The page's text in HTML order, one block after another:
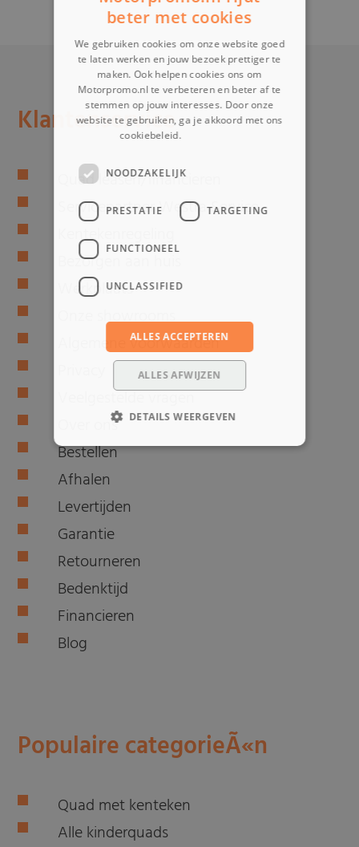
Klantenservice
Quad leasen/financieren
Servicepartner Westra Service
Kentekenregeling
Bezorgen aan huis
Werkplaats
Onze showrooms
Algemene voorwaarden
Veelgestelde vragen
Over ons
Bestellen
Afhalen
Levertijden
Garantie
Retourneren
Bedenktijd
Financieren
Blog
Populaire categorieÃ«n
Quad met kenteken
Alle kinderquads
beter met cookies
We gebruiken cookies om onze website goed
te laten werken en jouw bezoek prettiger te
maken. Ook helpen cookies ons om
Motorpromo.nl te verbeteren en beter af te
stemmen op jouw interesses. Door onze
website te gebruiken, ga je akkoord met ons
cookiebeleid.
NOODZAKELIJK
PRESTATIE TARGETING
FUNCTIONEEL
UNCLASSIFIED
ALLES ACCEPTEREN
ALLES AFWIJZEN
DETAILS WEERGEVEN